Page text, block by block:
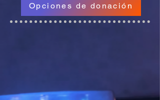
Opciones de donación